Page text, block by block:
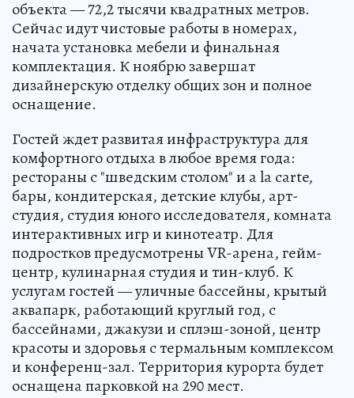
объекта — 72,2 тысячи квадратных метров.
Сейчас идут чистовые работы в номерах,
начата установка мебели и финальная
комплектация. К ноябрю завершат
дизайнерскую отделку общих зон и полное
оснащение.
Гостей ждет развитая инфраструктура для
комфортного отдыха в любое время года:
рестораны с "шведским столом" и a la carte,
бары, кондитерская, детские клубы, арт-
студия, студия юного исследователя, комната
интерактивных игр и кинотеатр. Для
подростков предусмотрены VR-арена, гейм-
центр, кулинарная студия и тин-клуб. К
услугам гостей — уличные бассейны, крытый
аквапарк, работающий круглый год, с
бассейнами, джакузи и сплэш-зоной, центр
красоты и здоровья с термальным комплексом
и конференц-зал. Территория курорта будет
оснащена парковкой на 290 мест.